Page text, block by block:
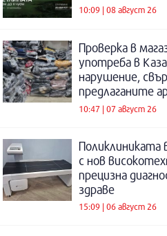
10:09 | 08 август 26
Проверка в
употреба в
нарушение,
предлаганите
10:47 | 07 август 26
Поликлиниката
с нов
прецизна
здраве
15:09 | 06 август 26